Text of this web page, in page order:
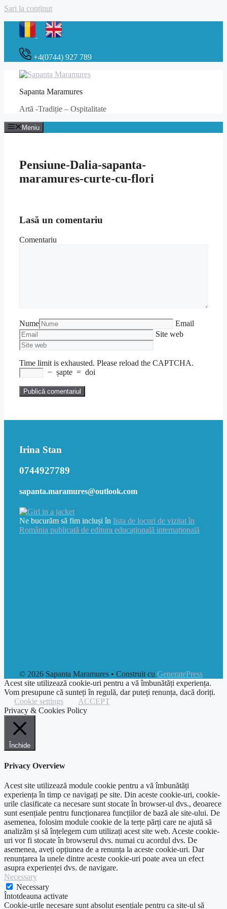
Sari la conținut
+4(0744) 927 789
Sapanta Maramures
Artă -Tradiție – Ospitalitate
Meniu
Pensiune-Dalia-sapanta-
maramures-curte-cu-flori
Lasă un comentariu
Comentariu
Nume
Email
Site web
Time limit is exhausted. Please reload the CAPTCHA.
− șapte = doi
Irina Stan
0744927789
sapanta.maramures@outlook.com
Ne bucurăm să fim incluși în lista de locuri de vizitat în
România publicată de editura educațională internațională
© 2026 Sapanta Maramures • Construit cu GeneratePress
Acest site utilizează cookie-uri pentru a vă îmbunătăți experiența.
Vom presupune că sunteți în regulă, dar puteți renunța, dacă doriți.
Cookie settings
ACCEPT
Privacy & Cookies Policy
Închide
Privacy Overview
Acest site utilizează module cookie pentru a vă îmbunătăți
experiența în timp ce navigați pe site. Din aceste cookie-uri, cookie-
urile clasificate ca necesare sunt stocate în browser-ul dvs., deoarece
sunt esențiale pentru funcționarea funcțiilor de bază ale site-ului. De
asemenea, folosim module cookie de la terțe părți care ne ajută să
analizăm și să înțelegem cum utilizați acest site web. Aceste cookie-
uri vor fi stocate în browserul dvs. numai cu acordul dvs. De
asemenea, aveți opțiunea de a renunța la aceste cookie-uri. Dar
renunțarea la unele dintre aceste cookie-uri poate avea un efect
asupra experienței dvs. de navigare.
Necessary
Necessary
Întotdeauna activate
Cookie-urile necesare sunt absolut esențiale pentru ca site-ul să